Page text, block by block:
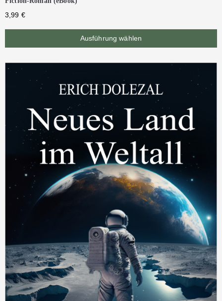
3,99 €
Ausführung wählen